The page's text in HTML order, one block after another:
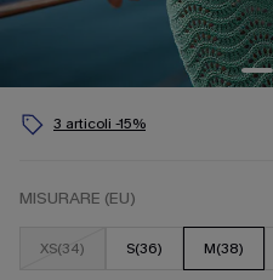
3 articoli -15%
MISURARE (EU)
XS(34) S(36) M(38)